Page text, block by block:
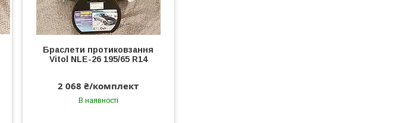
Браслети протиковзання
Vitol NLE-26 195/65 R14
2 068 ₴/комплект
В наявності